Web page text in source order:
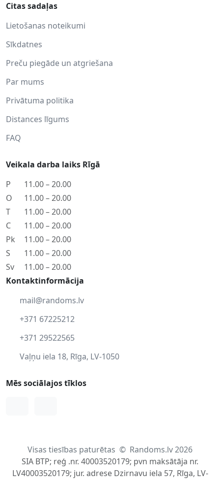
Citas sadaļas
Lietošanas noteikumi
Sīkdatnes
Preču piegāde un atgriešana
Par mums
Privātuma politika
Distances līgums
FAQ
Veikala darba laiks Rīgā
P
11.00 – 20.00
O
11.00 – 20.00
T
11.00 – 20.00
C
11.00 – 20.00
Pk
11.00 – 20.00
S
11.00 – 20.00
Sv
11.00 – 20.00
Kontaktinformācija
mail@randoms.lv
+371 67225212
+371 29522565
Vaļņu iela 18, Rīga, LV-1050
Mēs sociālajos tīklos
Visas tiesības paturētas © Randoms.lv 2026
SIA BTP; reģ .nr. 40003520179; pvn maksātāja nr.
LV40003520179; jur. adrese Dzirnavu iela 57, Rīga, LV-